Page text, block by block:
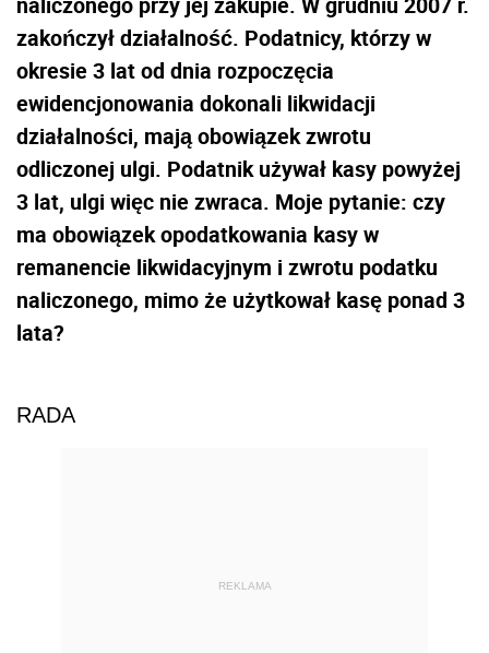
zakończył działalność. Podatnicy, którzy w
okresie 3 lat od dnia rozpoczęcia
ewidencjonowania dokonali likwidacji
działalności, mają obowiązek zwrotu
odliczonej ulgi. Podatnik używał kasy powyżej
3 lat, ulgi więc nie zwraca. Moje pytanie: czy
ma obowiązek opodatkowania kasy w
remanencie likwidacyjnym i zwrotu podatku
naliczonego, mimo że użytkował kasę ponad 3
lata?
RADA
REKLAMA